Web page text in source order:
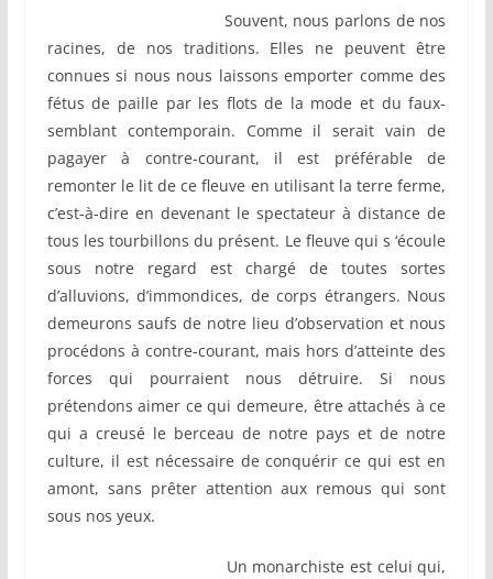
Souvent, nous parlons de nos
racines, de nos traditions. Elles ne peuvent être
connues si nous nous laissons emporter comme des
fétus de paille par les flots de la mode et du faux-
semblant contemporain. Comme il serait vain de
pagayer à contre-courant, il est préférable de
remonter le lit de ce fleuve en utilisant la terre ferme,
c’est-à-dire en devenant le spectateur à distance de
tous les tourbillons du présent. Le fleuve qui s ‘écoule
sous notre regard est chargé de toutes sortes
d’alluvions, d’immondices, de corps étrangers. Nous
demeurons saufs de notre lieu d’observation et nous
procédons à contre-courant, mais hors d’atteinte des
forces qui pourraient nous détruire. Si nous
prétendons aimer ce qui demeure, être attachés à ce
qui a creusé le berceau de notre pays et de notre
culture, il est nécessaire de conquérir ce qui est en
amont, sans prêter attention aux remous qui sont
sous nos yeux.
Un monarchiste est celui qui,